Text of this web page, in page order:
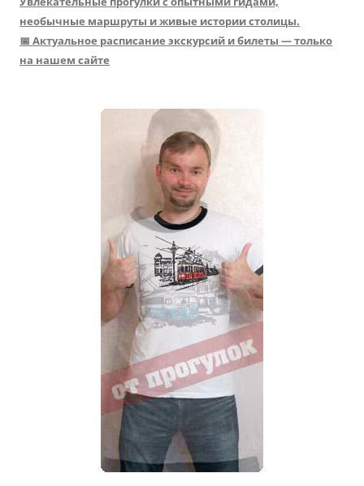
необычные маршруты и живые истории столицы.
📅 Актуальное расписание экскурсий и билеты — только
на нашем сайте